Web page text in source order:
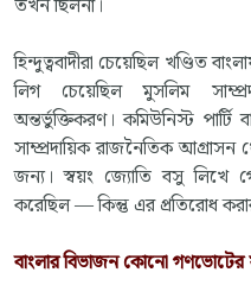
তখন ছিলনা।
হিন্দুত্ববাদীরা চেয়েছিল খণ্ডিত
লিগ চেয়েছিল মুসলিম
অন্তর্ভুক্তিকরণ। কমিউনিস্ট
সাম্প্রদায়িক রাজনৈতিক আগ্রাসন
জন্য। স্বয়ং জ্যোতি বসু লিখে
করেছিল — কিন্তু এর প্রতিরোধ
বাংলার বিভাজন কোনো